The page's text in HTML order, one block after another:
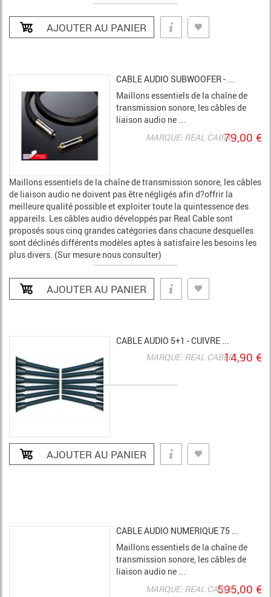
CABLE AUDIO SUBWOOFER - ...
Maillons essentiels de la chaîne de
transmission sonore, les câbles de
liaison audio ne ...
MARQUE: REAL CABLE79,00 €
Maillons essentiels de la chaîne de transmission sonore, les câbles
de liaison audio ne doivent pas être négligés afin d?offrir la
meilleure qualité possible et exploiter toute la quintessence des
appareils. Les câbles audio développés par Real Cable sont
proposés sous cinq grandes catégories dans chacune desquelles
sont déclinés différents modèles aptes à satisfaire les besoins les
plus divers. (Sur mesure nous consulter)
CABLE AUDIO 5+1 - CUIVRE ...
MARQUE: REAL CABLE14,90 €
CABLE AUDIO NUMERIQUE 75 ...
Maillons essentiels de la chaîne de
transmission sonore, les câbles de
liaison audio ne ...
MARQUE: REAL CABLE595,00 €